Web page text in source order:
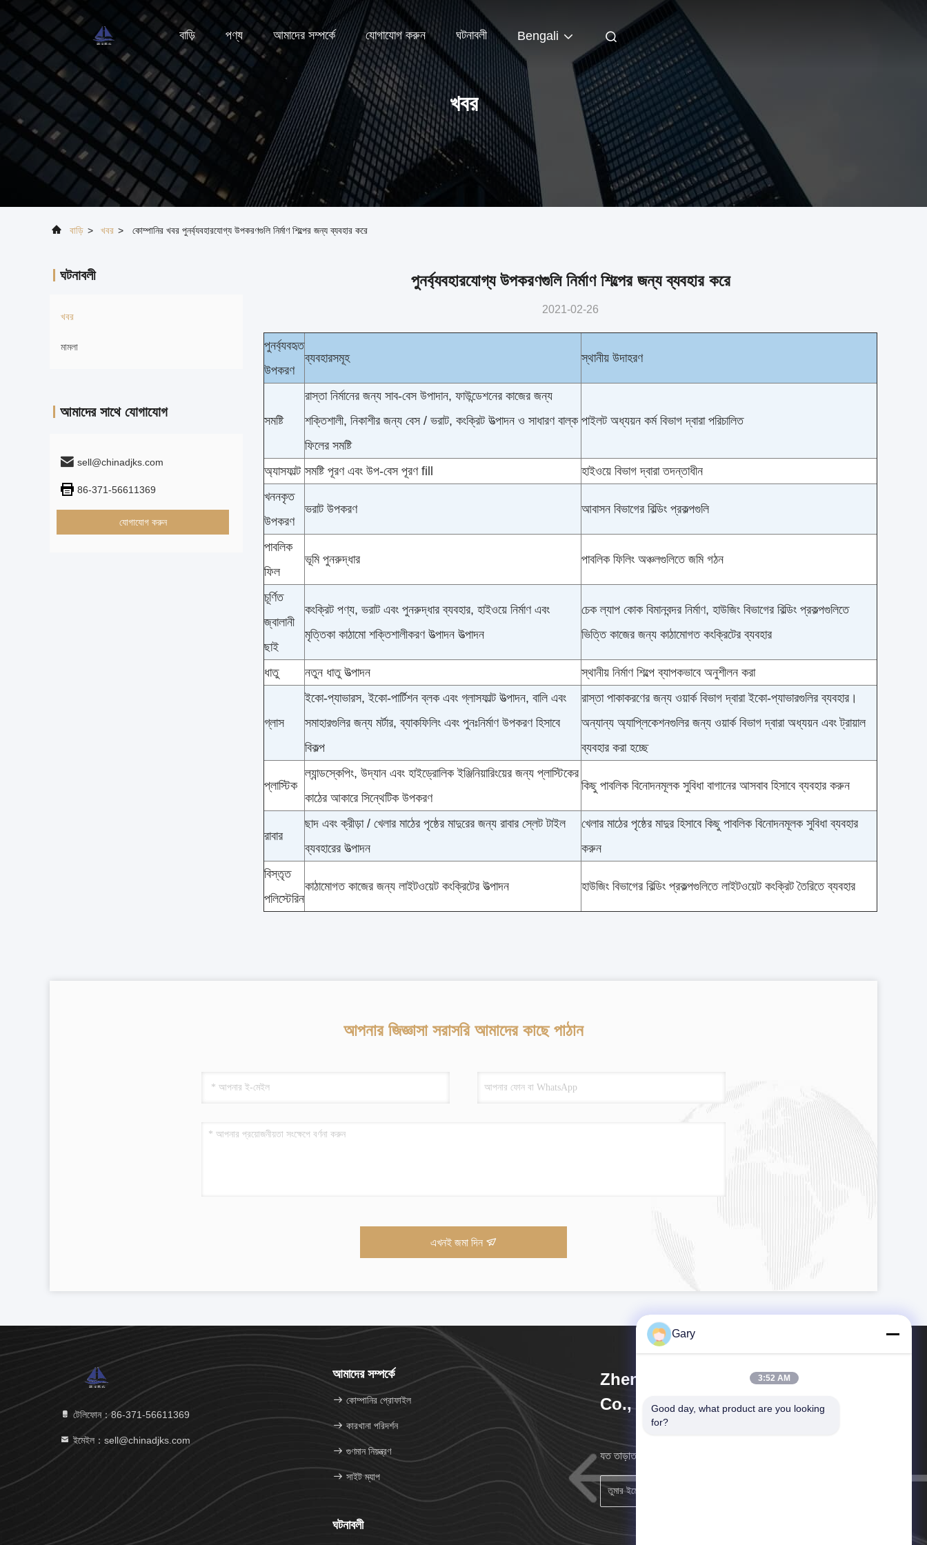
বাড়ি পণ্য আমাদের সম্পর্কে যোগাযোগ করুন ঘটনাবলী Bengali
খবর
বাড়ি > খবর > কোম্পানির খবর পুনর্ব্যবহারযোগ্য উপকরণগুলি নির্মাণ শিল্পের জন্য ব্যবহার করে
ঘটনাবলী
খবর
মামলা
আমাদের সাথে যোগাযোগ
sell@chinadjks.com
86-371-56611369
যোগাযোগ করুন
পুনর্ব্যবহারযোগ্য উপকরণগুলি নির্মাণ শিল্পের জন্য ব্যবহার করে
2021-02-26
পুনর্ব্যবহৃত
উপকরণ
ব্যবহারসমূহ স্থানীয় উদাহরণ
সমষ্টি
রাস্তা নির্মানের জন্য সাব-বেস উপাদান, ফাউন্ডেশনের কাজের জন্য
শক্তিশালী, নিকাশীর জন্য বেস / ভরাট, কংক্রিট উত্পাদন ও সাধারণ বাল্ক
ফিলের সমষ্টি
পাইলট অধ্যয়ন কর্ম বিভাগ দ্বারা পরিচালিত
অ্যাসফাল্ট সমষ্টি পূরণ এবং উপ-বেস পূরণ fill
হাইওয়ে বিভাগ দ্বারা তদন্তাধীন
খননকৃত
উপকরণ
ভরাট উপকরণ আবাসন বিভাগের বিল্ডিং প্রকল্পগুলি
পাবলিক
ফিল
ভূমি পুনরুদ্ধার পাবলিক ফিলিং অঞ্চলগুলিতে জমি গঠন
চূর্ণিত
জ্বালানী
ছাই
কংক্রিট পণ্য, ভরাট এবং পুনরুদ্ধার ব্যবহার, হাইওয়ে নির্মাণ এবং
মৃত্তিকা কাঠামো শক্তিশালীকরণ উত্পাদন উত্পাদন
চেক ল্যাপ কোক বিমানবন্দর নির্মাণ, হাউজিং বিভাগের বিল্ডিং প্রকল্পগুলিতে
ভিত্তি কাজের জন্য কাঠামোগত কংক্রিটের ব্যবহার
ধাতু নতুন ধাতু উত্পাদন স্থানীয় নির্মাণ শিল্পে ব্যাপকভাবে অনুশীলন করা
গ্লাস
ইকো-প্যাভারস, ইকো-পার্টিশন ব্লক এবং গ্লাসফাল্ট উত্পাদন, বালি এবং
সমাহারগুলির জন্য মর্টার, ব্যাকফিলিং এবং পুনঃনির্মাণ উপকরণ হিসাবে
বিকল্প
রাস্তা পাকাকরণের জন্য ওয়ার্ক বিভাগ দ্বারা ইকো-প্যাভারগুলির ব্যবহার।
অন্যান্য অ্যাপ্লিকেশনগুলির জন্য ওয়ার্ক বিভাগ দ্বারা অধ্যয়ন এবং ট্রায়াল
ব্যবহার করা হচ্ছে
প্লাস্টিক
ল্যান্ডস্কেপিং, উদ্যান এবং হাইড্রোলিক ইঞ্জিনিয়ারিংয়ের জন্য প্লাস্টিকের
কাঠের আকারে সিন্থেটিক উপকরণ
কিছু পাবলিক বিনোদনমূলক সুবিধা বাগানের আসবাব হিসাবে ব্যবহার করুন
রাবার
ছাদ এবং ক্রীড়া / খেলার মাঠের পৃষ্ঠের মাদুরের জন্য রাবার স্লেট টাইল
ব্যবহারের উত্পাদন
খেলার মাঠের পৃষ্ঠের মাদুর হিসাবে কিছু পাবলিক বিনোদনমূলক সুবিধা ব্যবহার
করুন
বিস্তৃত
পলিস্টেরিন
কাঠামোগত কাজের জন্য লাইটওয়েট কংক্রিটের উত্পাদন হাউজিং বিভাগের বিল্ডিং প্রকল্পগুলিতে লাইটওয়েট কংক্রিট তৈরিতে ব্যবহার
আপনার জিজ্ঞাসা সরাসরি আমাদের কাছে পাঠান
এখনই জমা দিন
টেলিফোন：86-371-56611369
ইমেইল：sell@chinadjks.com
আমাদের সম্পর্কে
কোম্পানির প্রোফাইল
কারখানা পরিদর্শন
গুণমান নিয়ন্ত্রণ
সাইট ম্যাপ
ঘটনাবলী
Zhengzhou Hengyang Industrial
Co., Ltd
যত তাড়াতাড়ি সম্ভব আমরা আপনার কাছে ফিরে আসব।
Gary
3:52 AM
Good day, what product are you looking
for?